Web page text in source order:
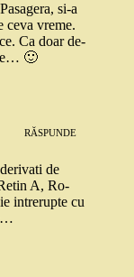
si-a
ceva vreme.
Ca doar de-
🙂
RĂSPUNDE
de
A, Ro-
intrerupte cu